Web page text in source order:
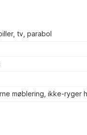
tv, parabol
møblering, ikke-ryger